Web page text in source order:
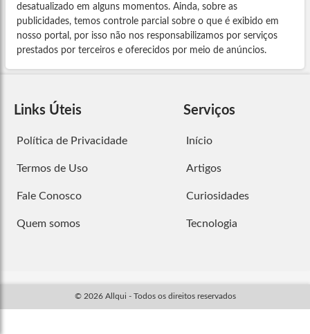
desatualizado em alguns momentos. Ainda, sobre as
publicidades, temos controle parcial sobre o que é exibido em
nosso portal, por isso não nos responsabilizamos por serviços
prestados por terceiros e oferecidos por meio de anúncios.
Links Úteis
Política de Privacidade
Termos de Uso
Fale Conosco
Quem somos
Serviços
Início
Artigos
Curiosidades
Tecnologia
© 2026 Allqui - Todos os direitos reservados